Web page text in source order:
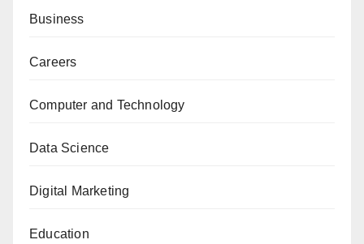
Business
Careers
Computer and Technology
Data Science
Digital Marketing
Education